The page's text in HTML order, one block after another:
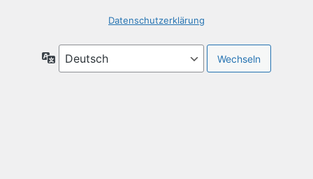
Datenschutzerklärung
Sprache